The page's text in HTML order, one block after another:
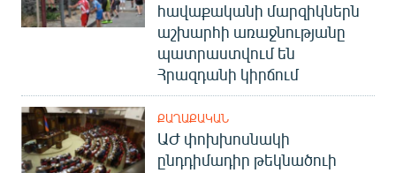
հավաքականի մարզիկներն
աշխարհի առաջնությանը
պատրաստվում են
Հրազդանի կիրճում
ՔԱՂԱՔԱԿԱՆ
ԱԺ փոխխոսնակի
ընդդիմադիր թեկնածուի